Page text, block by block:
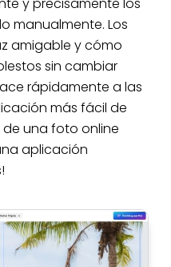
y precisamente los
manualmente. Los
amigable y cómo
sin cambiar
rápidamente a las
más fácil de
una foto online
aplicación